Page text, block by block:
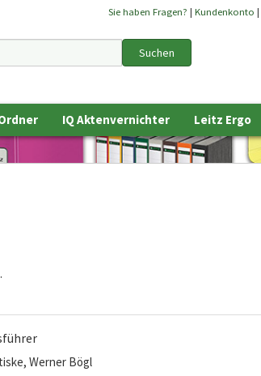
Sie haben Fragen? | Kundenkonto |
Suchen
IQ Aktenvernichter Leitz Ergo
Werner Bögl